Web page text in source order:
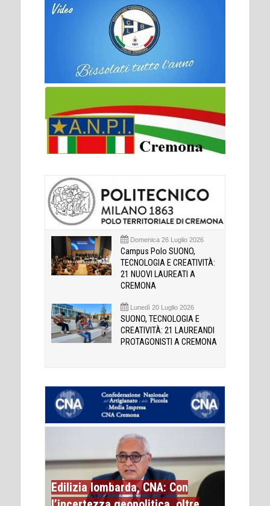
Domenica 26 Luglio 2026
Campus Polo SUONO,
TECNOLOGIA E CREATIVITÀ:
21 NUOVI LAUREATI A
CREMONA
Lunedì 20 Luglio 2026
SUONO, TECNOLOGIA E
CREATIVITÀ: 21 LAUREANDI
PROTAGONISTI A CREMONA
Edilizia lombarda, CNA: Con